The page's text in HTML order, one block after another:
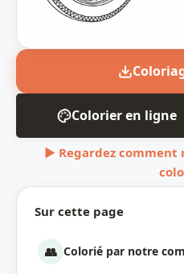
Sur cette page
👥 Colorié par notre
Colorier en ligne
▶ Regardez comment